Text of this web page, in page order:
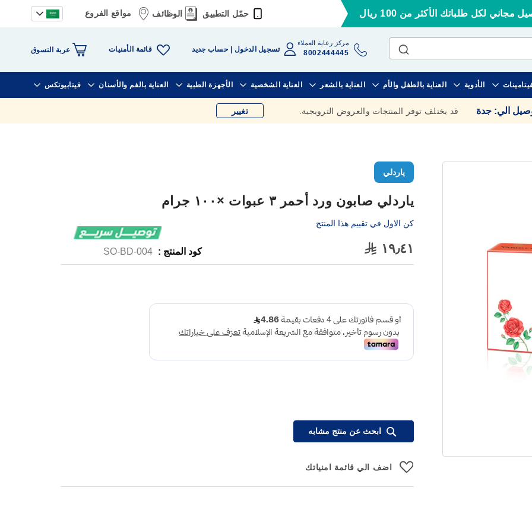
مجاني لكل طلباتك الأكثر من 100 ريال حمّل التطبيق الوظائف مواقع الفروع
مركز رعاية العملاء
8002444445 تسجيل الدخول حساب جديد قائمة الأمنيات عربة التسوق
الأدوية العناية بالطفل والأم العناية بالشعر العناية الشخصية الأجهزة الطبية العناية بالفم والأسنان فيتابيوتكس
الي: جدة قد يختلف توفر المنتجات والعروض الترويجية. تغيير
ياردلي
ياردلي صابون ورد أحمر ٣ عبوات ×١٠٠ جرام
كن الاول في تقييم هذا المنتج
١٩٫٤١ كود المنتج : SO-BD-004
ابحث عن منتج مشابه
اضف الي قائمة امنياتك